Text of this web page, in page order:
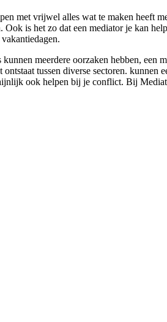
met vrijwel alles wat te maken heeft
is het zo dat een mediator je kan
meerdere oorzaken hebben,
tussen diverse sectoren. kunnen
ook helpen bij je conflict. Bij